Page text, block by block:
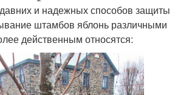
и надежных способов защиты
штамбов яблонь различными
действенным относятся: